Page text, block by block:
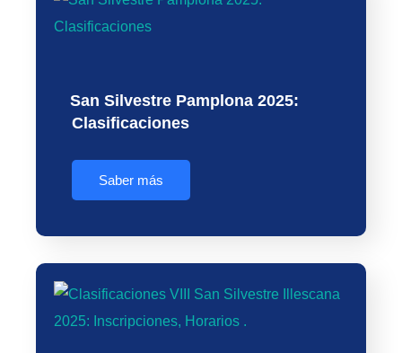
San Silvestre Pamplona 2025:
Clasificaciones
Saber más